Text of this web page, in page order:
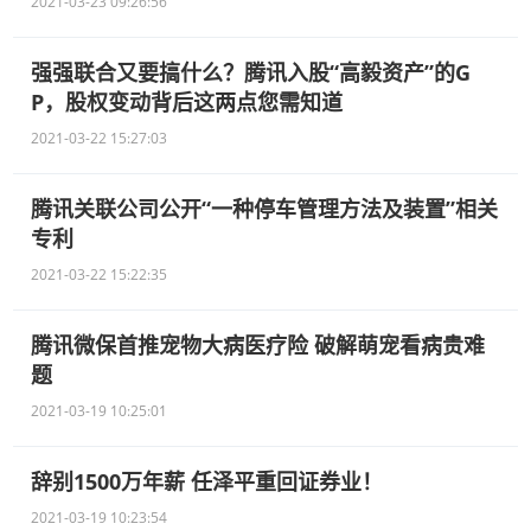
强强联合又要搞什么？腾讯入股“高毅资产”的G
P，股权变动背后这两点您需知道
2021-03-22 15:27:03
腾讯关联公司公开“一种停车管理方法及装置”相关
专利
2021-03-22 15:22:35
腾讯微保首推宠物大病医疗险 破解萌宠看病贵难
题
2021-03-19 10:25:01
辞别1500万年薪 任泽平重回证券业！
2021-03-19 10:23:54